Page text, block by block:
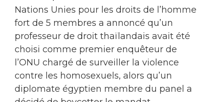
Nations Unies pour les droits de l’homme
fort de 5 membres a annoncé qu’un
professeur de droit thaïlandais avait été
choisi comme premier enquêteur de
l’ONU chargé de surveiller la violence
contre les homosexuels, alors qu’un
diplomate égyptien membre du panel a